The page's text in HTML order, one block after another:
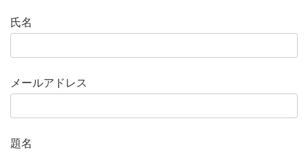
氏名
メールアドレス
題名